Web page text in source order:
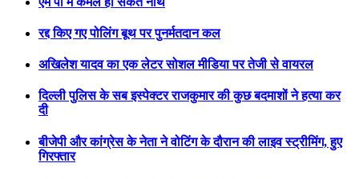
रद्द किए गए पोलिंग बूथ पर पुनर्मतदान कल
अखिलेश यादव का एक लेटर सोशल मीडिया पर तेजी से वायरल
दिल्ली पुलिस के सब इस्पेक्टर राजकुमार की कुछ बदमाशों ने हत्या कर
दी
बीजेपी और कांग्रेस के नेता ने वोटिंग के दौरान की लाइव स्ट्रीमिंग, हुए
गिरफ्तार